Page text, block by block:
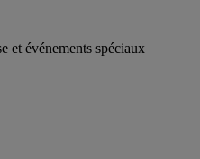
et événements spéciaux